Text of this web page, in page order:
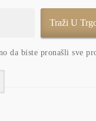
da biste pronašli sve